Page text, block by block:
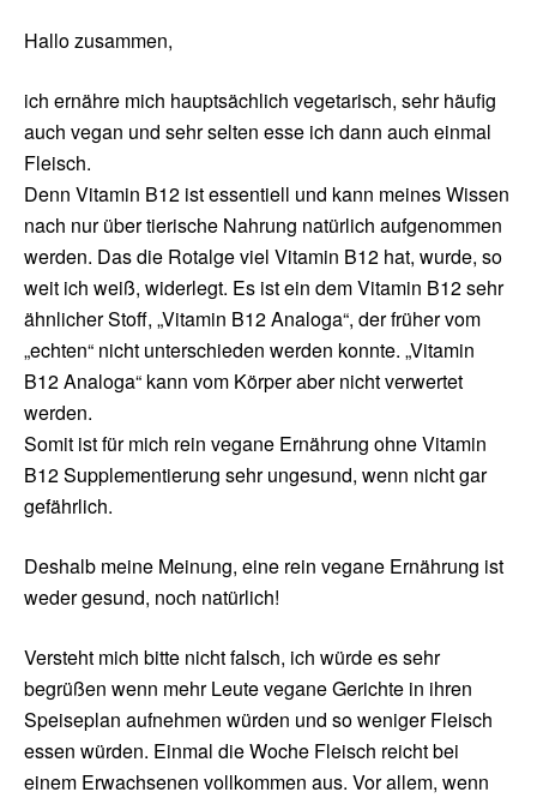
Hallo zusammen,
ich ernähre mich hauptsächlich vegetarisch, sehr häufig
auch vegan und sehr selten esse ich dann auch einmal
Fleisch.
Denn Vitamin B12 ist essentiell und kann meines Wissen
nach nur über tierische Nahrung natürlich aufgenommen
werden. Das die Rotalge viel Vitamin B12 hat, wurde, so
weit ich weiß, widerlegt. Es ist ein dem Vitamin B12 sehr
ähnlicher Stoff, „Vitamin B12 Analoga“, der früher vom
„echten“ nicht unterschieden werden konnte. „Vitamin
B12 Analoga“ kann vom Körper aber nicht verwertet
werden.
Somit ist für mich rein vegane Ernährung ohne Vitamin
B12 Supplementierung sehr ungesund, wenn nicht gar
gefährlich.
Deshalb meine Meinung, eine rein vegane Ernährung ist
weder gesund, noch natürlich!
Versteht mich bitte nicht falsch, ich würde es sehr
begrüßen wenn mehr Leute vegane Gerichte in ihren
Speiseplan aufnehmen würden und so weniger Fleisch
essen würden. Einmal die Woche Fleisch reicht bei
einem Erwachsenen vollkommen aus. Vor allem, wenn